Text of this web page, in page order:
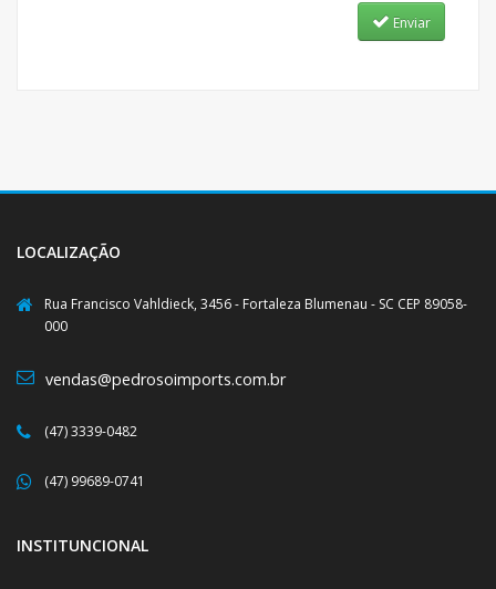
Enviar
LOCALIZAÇÃO
Rua Francisco Vahldieck, 3456 - Fortaleza Blumenau - SC CEP 89058-
000
vendas@pedrosoimports.com.br
(47) 3339-0482
(47) 99689-0741
INSTITUNCIONAL